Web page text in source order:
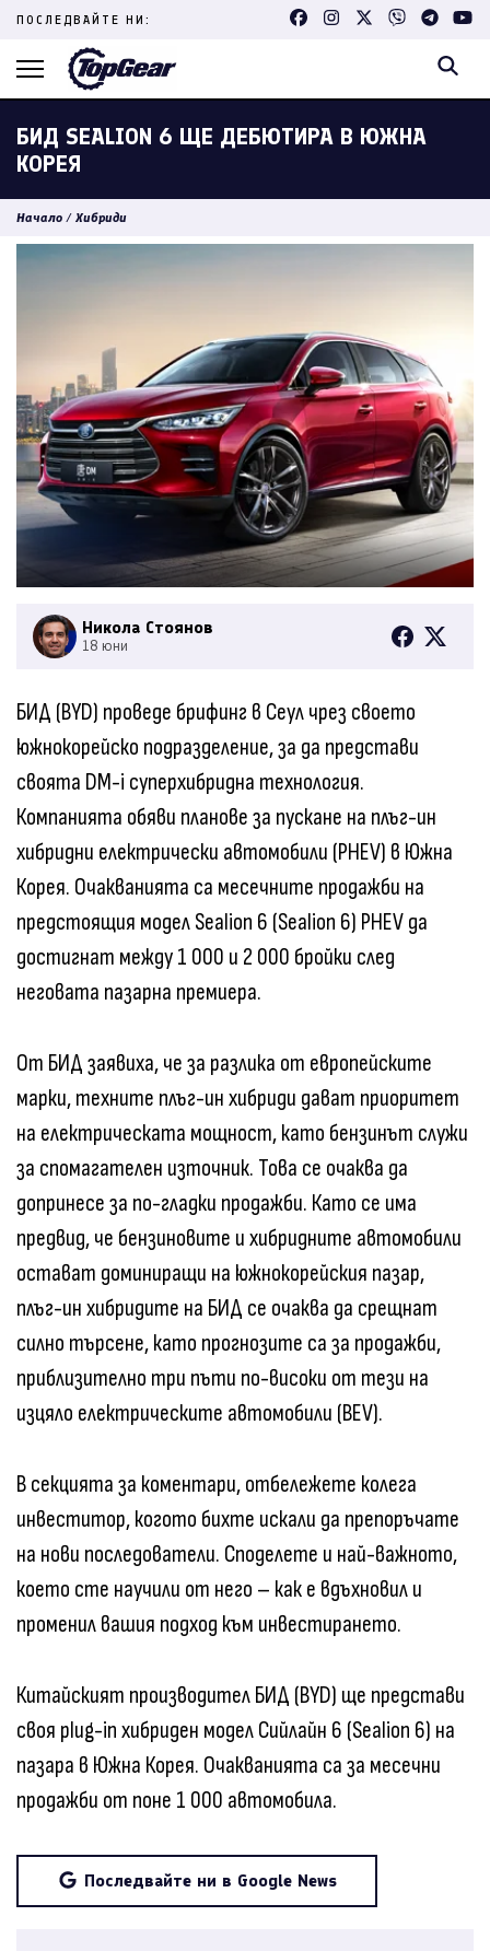
Skip
content
ПОСЛЕДВАЙТЕ НИ:
БИД SEALION 6 ЩЕ ДЕБЮТИРА В ЮЖНА
КОРЕЯ
Начало / Хибриди
Никола Стоянов
18 юни
БИД (BYD) проведе брифинг в Сеул чрез своето
южнокорейско подразделение, за да представи
своята DM-i суперхибридна технология.
Компанията обяви планове за пускане на плъг-ин
хибридни електрически автомобили (PHEV) в Южна
Корея. Очакванията са месечните продажби на
предстоящия модел Sealion 6 (Sealion 6) PHEV да
достигнат между 1 000 и 2 000 бройки след
неговата пазарна премиера.
От БИД заявиха, че за разлика от европейските
марки, техните плъг-ин хибриди дават приоритет
на електрическата мощност, като бензинът служи
за спомагателен източник. Това се очаква да
допринесе за по-гладки продажби. Като се има
предвид, че бензиновите и хибридните автомобили
остават доминиращи на южнокорейския пазар,
плъг-ин хибридите на БИД се очаква да срещнат
силно търсене, като прогнозите са за продажби,
приблизително три пъти по-високи от тези на
изцяло електрическите автомобили (BEV).
В секцията за коментари, отбележете колега
инвеститор, когото бихте искали да препоръчате
на нови последователи. Споделете и най-важното,
което сте научили от него – как е вдъхновил и
променил вашия подход към инвестирането.
Китайският производител БИД (BYD) ще представи
своя plug-in хибриден модел Сийлайн 6 (Sealion 6) на
пазара в Южна Корея. Очакванията са за месечни
продажби от поне 1 000 автомобила.
Последвайте ни в Google News